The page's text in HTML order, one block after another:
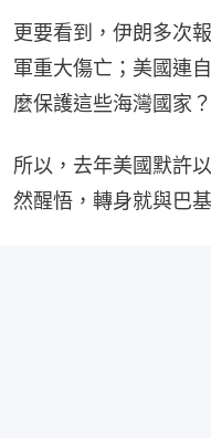
更要看到，伊朗多次
軍重大傷亡；美國連
麼保護這些海灣國家？
所以，去年美國默許
然醒悟，轉身就與巴